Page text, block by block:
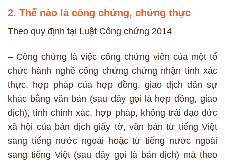
2. Thế nào là công chứng, chứng thực
Theo quy định tại Luật Công chứng 2014
– Công chứng là việc công chứng viên của một tổ
chức hành nghề công chứng chứng nhận tính xác
thực, hợp pháp của hợp đồng, giao dịch dân sự
khác bằng văn bản (sau đây gọi là hợp đồng, giao
dịch), tính chính xác, hợp pháp, không trái đạo đức
xã hội của bản dịch giấy tờ, văn bản từ tiếng Việt
sang tiếng nước ngoài hoặc từ tiếng nước ngoài
sang tiếng Việt (sau đây gọi là bản dịch) mà theo